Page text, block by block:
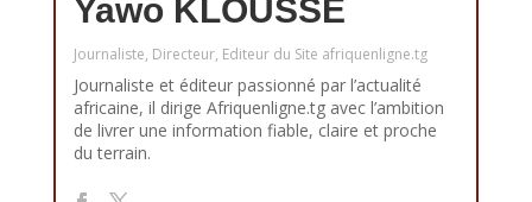
Yawo KLOUSSE
Journaliste, Directeur, Editeur du Site afriquenligne.tg
Journaliste et éditeur passionné par l’actualité
africaine, il dirige Afriquenligne.tg avec l’ambition
de livrer une information fiable, claire et proche
du terrain.